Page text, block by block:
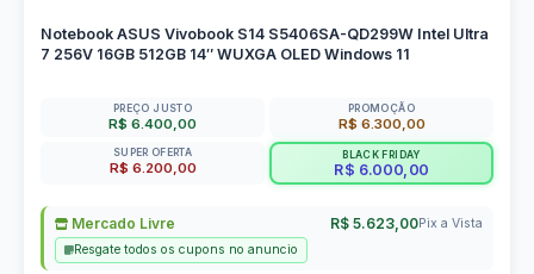
Notebook ASUS Vivobook S14 S5406SA-QD299W Intel Ultra
7 256V 16GB 512GB 14″ WUXGA OLED Windows 11
PREÇO JUSTO
R$ 6.400,00
PROMOÇÃO
R$ 6.300,00
SUPER OFERTA
R$ 6.200,00
BLACK FRIDAY
R$ 6.000,00
Mercado Livre R$ 5.623,00Pix a Vista
Resgate todos os cupons no anuncio